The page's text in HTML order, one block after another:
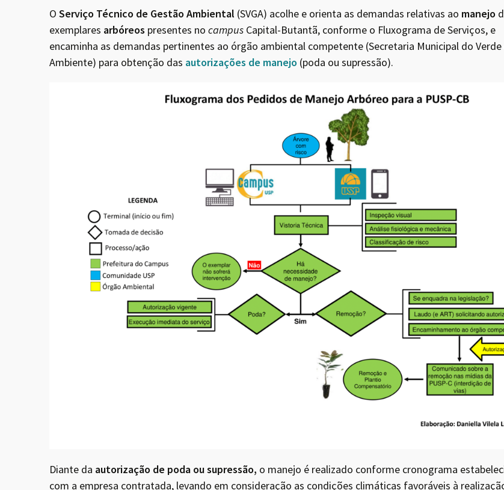
O Serviço Técnico de Gestão Ambiental (SVGA) acolhe e orienta as demandas relativas ao manejo
exemplares arbóreos presentes no campus Capital-Butantã, conforme o Fluxograma de Serviços, e
encaminha as demandas pertinentes ao órgão ambiental competente (Secretaria Municipal do Verde
Ambiente) para obtenção das autorizações de manejo (poda ou supressão).
Diante da autorização de poda ou supressão, o manejo é realizado conforme cronograma
com a empresa contratada, levando em consideração as condições climáticas favoráveis à